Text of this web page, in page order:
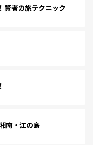
賢者の旅テクニック
南・江の島